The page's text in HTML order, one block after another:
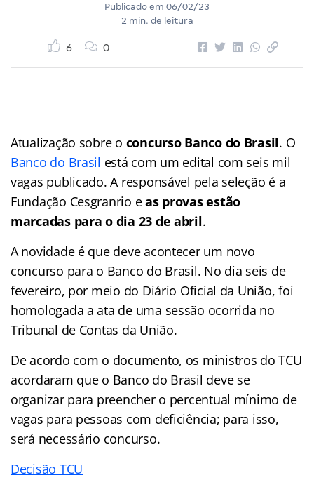
Publicado em 06/02/23
2 min. de leitura
6 0
Atualização sobre o concurso Banco do Brasil. O
Banco do Brasil está com um edital com seis mil
vagas publicado. A responsável pela seleção é a
Fundação Cesgranrio eas provas estão
marcadas para o dia 23 de abril.
A novidade é que deve acontecer um novo
concurso para o Banco do Brasil. No dia seis de
fevereiro, por meio do Diário Oficial da União, foi
homologada a ata de uma sessão ocorrida no
Tribunal de Contas da União.
De acordo com o documento, os ministros do TCU
acordaram que o Banco do Brasil deve se
organizar para preencher o percentual mínimo de
vagas para pessoas com deficiência; para isso,
será necessário concurso.
Decisão TCU